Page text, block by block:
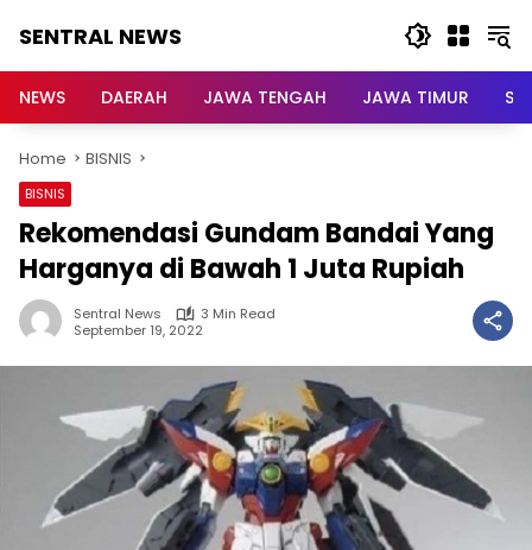
SENTRAL NEWS
NEWS
NEWS DAERAH JAWA TENGAH JAWA TIMUR
Home BISNIS
BISNIS
Rekomendasi Gundam Bandai Yang
Harganya di Bawah 1 Juta Rupiah
Sentral News
3 Min Read
September 19, 2022